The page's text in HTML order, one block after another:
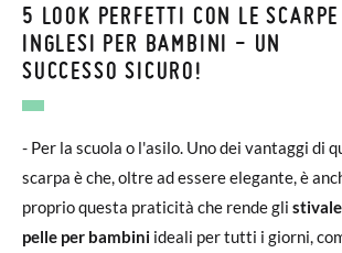
5 LOOK PERFETTI CON LE SCARPE
INGLESI PER BAMBINI - UN
SUCCESSO SICURO!
- Per la scuola o l'asilo. Uno dei vantaggi di
scarpa è che, oltre ad essere elegante, è
proprio questa praticità che rende gli
pelle per bambini ideali per tutti i giorni,